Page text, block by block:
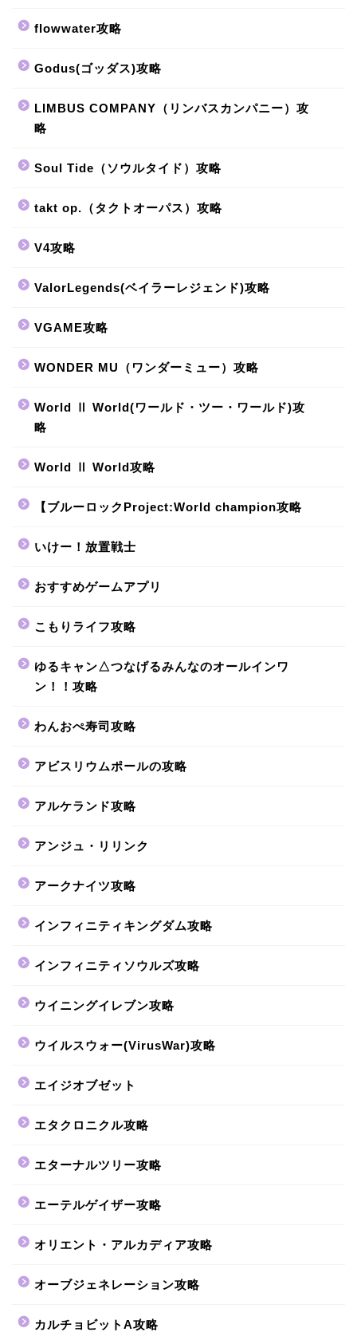
flowwater攻略
Godus(ゴッダス)攻略
LIMBUS COMPANY（リンバスカンパニー）攻
略
Soul Tide（ソウルタイド）攻略
takt op.（タクトオーパス）攻略
V4攻略
ValorLegends(ベイラーレジェンド)攻略
VGAME攻略
WONDER MU（ワンダーミュー）攻略
World Ⅱ World(ワールド・ツー・ワールド)攻
略
World Ⅱ World攻略
【ブルーロックProject:World champion攻略
いけー！放置戦士
おすすめゲームアプリ
こもりライフ攻略
ゆるキャン△つなげるみんなのオールインワ
ン！！攻略
わんおぺ寿司攻略
アビスリウムポールの攻略
アルケランド攻略
アンジュ・リリンク
アークナイツ攻略
インフィニティキングダム攻略
インフィニティソウルズ攻略
ウイニングイレブン攻略
ウイルスウォー(VirusWar)攻略
エイジオブゼット
エタクロニクル攻略
エターナルツリー攻略
エーテルゲイザー攻略
オリエント・アルカディア攻略
オーブジェネレーション攻略
カルチョビットA攻略